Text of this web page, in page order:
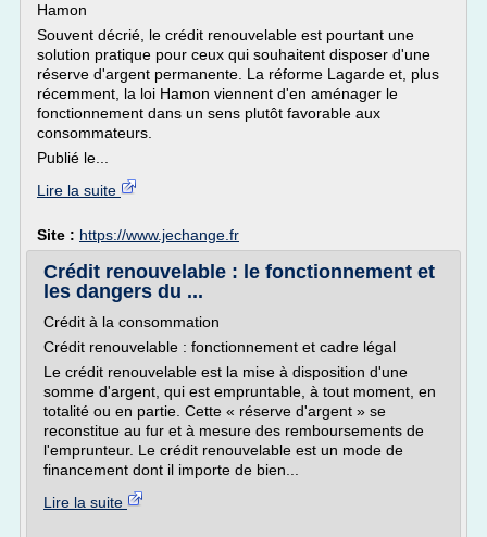
Hamon
Souvent décrié, le crédit renouvelable est pourtant une
solution pratique pour ceux qui souhaitent disposer d'une
réserve d'argent permanente. La réforme Lagarde et, plus
récemment, la loi Hamon viennent d'en aménager le
fonctionnement dans un sens plutôt favorable aux
consommateurs.
Publié le...
Lire la suite
Site : https://www.jechange.fr
Crédit renouvelable : le fonctionnement et
les dangers du ...
Crédit à la consommation
Crédit renouvelable : fonctionnement et cadre légal
Le crédit renouvelable est la mise à disposition d'une
somme d'argent, qui est empruntable, à tout moment, en
totalité ou en partie. Cette « réserve d'argent » se
reconstitue au fur et à mesure des remboursements de
l'emprunteur. Le crédit renouvelable est un mode de
financement dont il importe de bien...
Lire la suite